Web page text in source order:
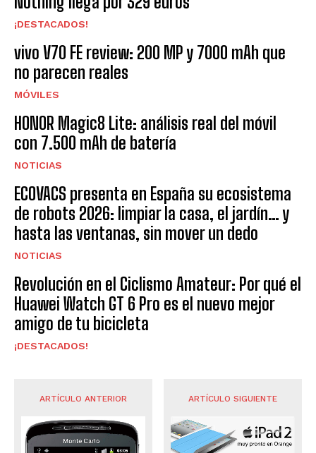
¡DESTACADOS!
vivo V70 FE review: 200 MP y 7000 mAh que
no parecen reales
MÓVILES
HONOR Magic8 Lite: análisis real del móvil
con 7.500 mAh de batería
NOTICIAS
ECOVACS presenta en España su ecosistema
de robots 2026: limpiar la casa, el jardín… y
hasta las ventanas, sin mover un dedo
NOTICIAS
Revolución en el Ciclismo Amateur: Por qué el
Huawei Watch GT 6 Pro es el nuevo mejor
amigo de tu bicicleta
¡DESTACADOS!
ARTÍCULO ANTERIOR ARTÍCULO SIGUIENTE